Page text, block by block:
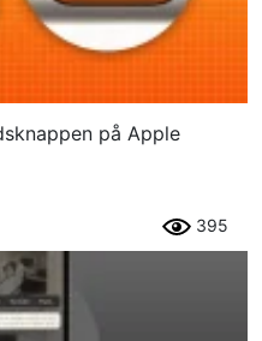
på Apple
395